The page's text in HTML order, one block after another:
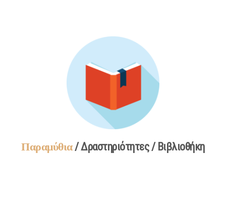
Παραμύθια/ Δραστηριότητες / Βιβλιοθήκη